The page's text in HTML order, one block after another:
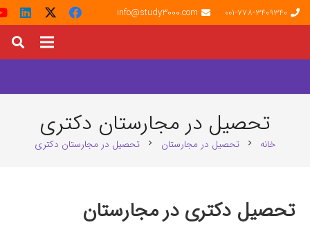
001-778-3409340
info@study3000.com
تحصیل در مجارستان دکتری
خانه chevron_right تحصیل در مجارستان chevron_right تحصیل در مجارستان دکتری
تحصیل دکتری در مجارستان